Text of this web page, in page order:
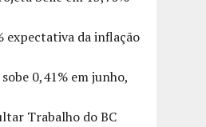
expectativa da inflação
0,41% em junho,
Trabalho do BC